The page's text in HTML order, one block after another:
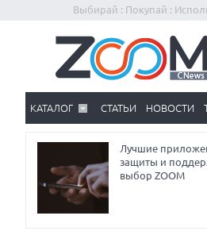
Выбирай : Покупай :
КАТАЛОГ СТАТЬИ НОВОСТИ
Лучшие
защиты и
выбор ZOOM